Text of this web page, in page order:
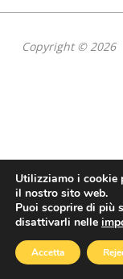
Copyright © 2026
Utilizziamo i cookie
il nostro sito web.
Puoi scoprire di più
disattivarli nelle
Accetta